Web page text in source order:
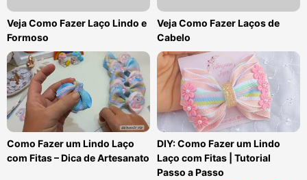
Veja Como Fazer Laço Lindo e
Formoso
Veja Como Fazer Laços de
Cabelo
Como Fazer um Lindo Laço
com Fitas – Dica de Artesanato
DIY: Como Fazer um Lindo
Laço com Fitas | Tutorial
Passo a Passo